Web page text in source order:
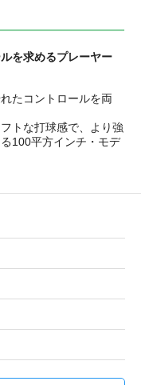
を求めるプレーヤー
たコントロールを両
トな打球感で、より強
100平方インチ・モデ